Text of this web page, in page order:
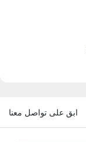
ابق على تواصل معنا